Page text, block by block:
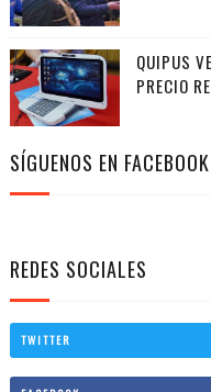
QUIPUS
PRECIO
SÍGUENOS EN FACEBOOK
REDES SOCIALES
TWITTER